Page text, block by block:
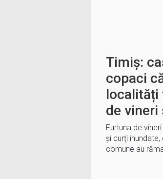
Timiș:
copaci
localități
de vineri
Furtuna de
și curți
comune au